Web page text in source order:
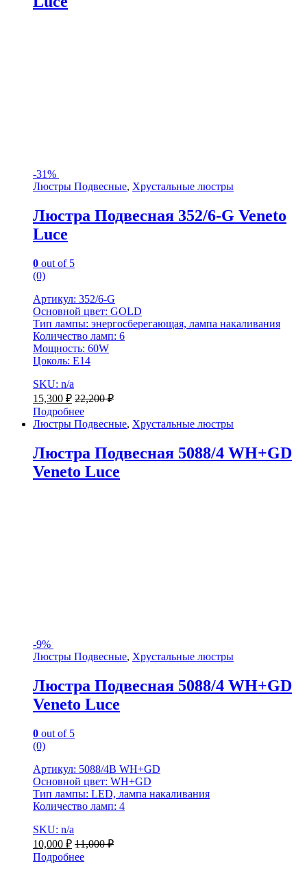
-31%
Люстры Подвесные, Хрустальные люстры
Люстра Подвесная 352/6-G Veneto
Luce
0 out of 5
(0)
Артикул: 352/6-G
Основной цвет: GOLD
Тип лампы: энергосберегающая, лампа накаливания
Количество ламп: 6
Мощность: 60W
Цоколь: Е14
SKU: n/a
15,300 ₽ 22,200₽
Подробнее
Люстры Подвесные, Хрустальные люстры
Люстра Подвесная 5088/4 WH+GD
Veneto Luce
-9%
Люстры Подвесные, Хрустальные люстры
Люстра Подвесная 5088/4 WH+GD
Veneto Luce
0 out of 5
(0)
Артикул: 5088/4B WH+GD
Основной цвет: WH+GD
Тип лампы: LED, лампа накаливания
Количество ламп: 4
SKU: n/a
10,000 ₽ 11,000₽
Подробнее